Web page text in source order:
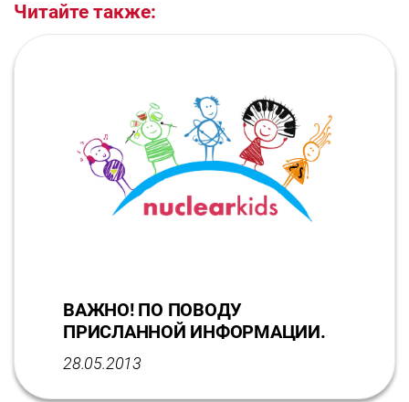
Читайте также:
ВАЖНО! ПО ПОВОДУ
ПРИСЛАННОЙ ИНФОРМАЦИИ.
28.05.2013